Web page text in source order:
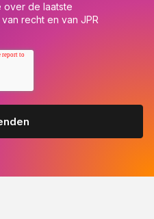
de laatste
recht en van JPR